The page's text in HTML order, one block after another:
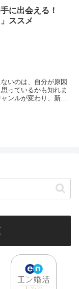
に出会える！
ススメ
いのは、自分が原因
っているかも知れま
ンルが変わり、新た